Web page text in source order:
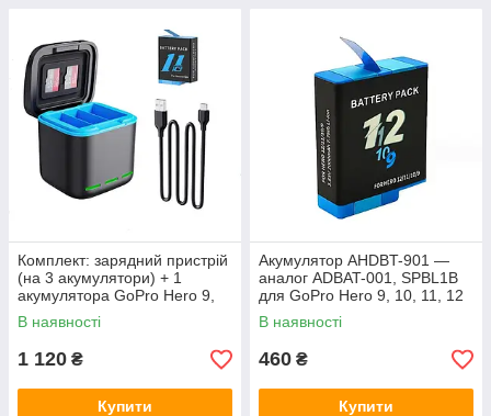
Комплект: зарядний пристрій
(на 3 акумулятори) + 1
акумулятора GoPro Hero 9,
10, 11, 12
В наявності
1 120 ₴
Купити
Акумулятор AHDBT-901 —
аналог ADBAT-001, SPBL1B
для GoPro Hero 9, 10, 11, 12
на 2000 ma
В наявності
460 ₴
Купити